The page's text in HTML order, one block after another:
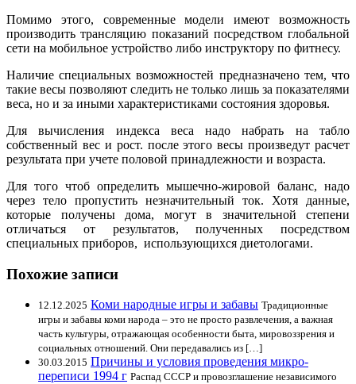
Помимо этого, современные модели имеют возможность
производить трансляцию показаний посредством глобальной
сети на мобильное устройство либо инструктору по фитнесу.
Наличие специальных возможностей предназначено тем, что
такие весы позволяют следить не только лишь за показателями
веса, но и за иными характеристиками состояния здоровья.
Для вычисления индекса веса надо набрать на табло
собственный вес и рост. после этого весы произведут расчет
результата при учете половой принадлежности и возраста.
Для того чтоб определить мышечно-жировой баланс, надо
через тело пропустить незначительный ток. Хотя данные,
которые получены дома, могут в значительной степени
отличаться от результатов, полученных посредством
специальных приборов, использующихся диетологами.
Похожие записи
12.12.2025 Коми народные игры и забавы Традиционные
игры и забавы коми народа – это не просто развлечения, а важная
часть культуры, отражающая особенности быта, мировоззрения и
социальных отношений. Они передавались из […]
30.03.2015 Причины и условия проведения микро-
переписи 1994 г Распад СССР и провозглашение независимого